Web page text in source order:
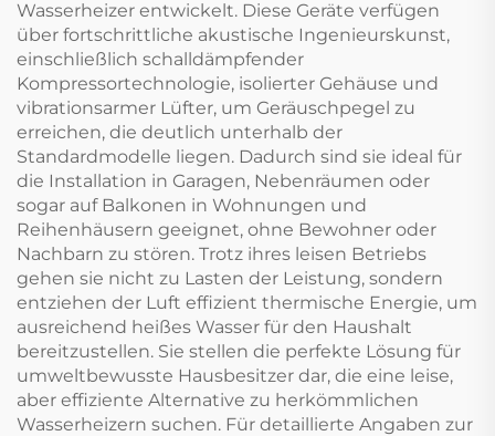
Wasserheizer entwickelt. Diese Geräte verfügen
über fortschrittliche akustische Ingenieurskunst,
einschließlich schalldämpfender
Kompressortechnologie, isolierter Gehäuse und
vibrationsarmer Lüfter, um Geräuschpegel zu
erreichen, die deutlich unterhalb der
Standardmodelle liegen. Dadurch sind sie ideal für
die Installation in Garagen, Nebenräumen oder
sogar auf Balkonen in Wohnungen und
Reihenhäusern geeignet, ohne Bewohner oder
Nachbarn zu stören. Trotz ihres leisen Betriebs
gehen sie nicht zu Lasten der Leistung, sondern
entziehen der Luft effizient thermische Energie, um
ausreichend heißes Wasser für den Haushalt
bereitzustellen. Sie stellen die perfekte Lösung für
umweltbewusste Hausbesitzer dar, die eine leise,
aber effiziente Alternative zu herkömmlichen
Wasserheizern suchen. Für detaillierte Angaben zur